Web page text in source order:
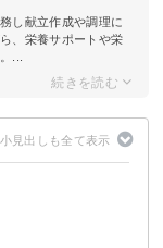
し献立作成や調理に
、栄養サポートや栄
...